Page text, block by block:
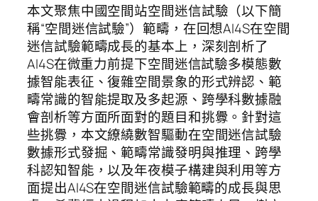
本文聚焦中國空間站空間迷信試驗（以下簡
稱“空間迷信試驗”）範疇，在回想AI4S在空間
迷信試驗範疇成長的基本上，深刻剖析了
AI4S在微重力前提下空間迷信試驗多模態數
據智能表征、復雜空間景象的形式辨認、範
疇常識的智能提取及多起源、跨學科數據融
會剖析等方面所面對的題目和挑釁。針對這
些挑釁，本文繚繞數智驅動在空間迷信試驗
數據形式發掘、範疇常識發明與推理、跨學
科認知智能，以及年夜模子構建與利用等方
面提出AI4S在空間迷信試驗範疇的成長與思